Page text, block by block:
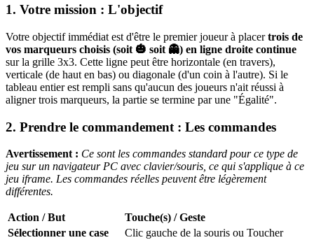
1. Votre mission : L'objectif
Votre objectif immédiat est d'être le premier joueur à placertrois de
vos marqueurs choisis (soit 🎃 soit 👻) en ligne droite continue
sur la grille 3x3. Cette ligne peut être horizontale (en travers),
verticale (de haut en bas) ou diagonale (d'un coin à l'autre). Si le
tableau entier est rempli sans qu'aucun des joueurs n'ait réussi à
aligner trois marqueurs, la partie se termine par une "Égalité".
2. Prendre le commandement : Les commandes
Avertissement : Ce sont les commandes standard pour ce type de
jeu sur un navigateur PC avec clavier/souris, ce qui s'applique à ce
jeu iframe. Les commandes réelles peuvent être légèrement
différentes.
Action / But
Touche(s) / Geste
Sélectionner une case
Clic gauche de la souris ou Toucher